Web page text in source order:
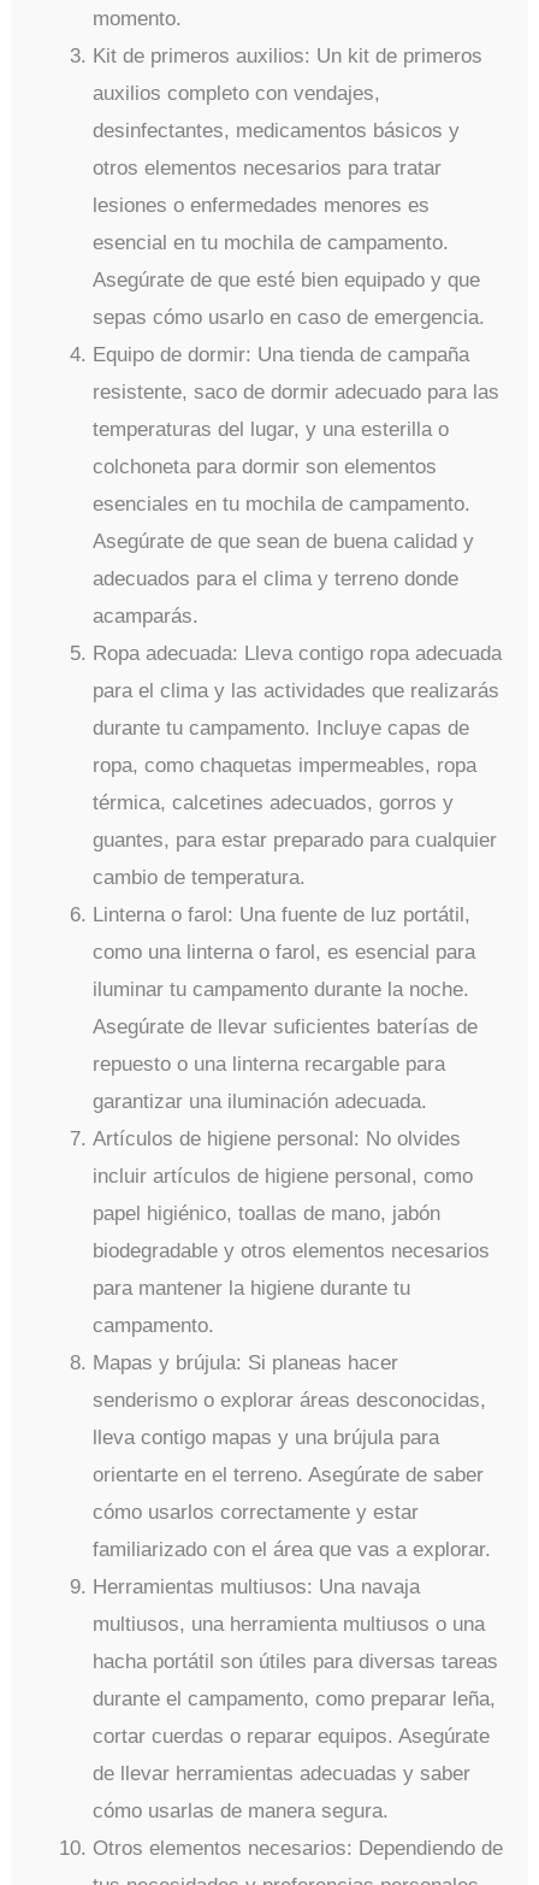
momento.
Kit de primeros auxilios: Un kit de primeros
auxilios completo con vendajes,
desinfectantes, medicamentos básicos y
otros elementos necesarios para tratar
lesiones o enfermedades menores es
esencial en tu mochila de campamento.
Asegúrate de que esté bien equipado y que
sepas cómo usarlo en caso de emergencia.
Equipo de dormir: Una tienda de campaña
resistente, saco de dormir adecuado para las
temperaturas del lugar, y una esterilla o
colchoneta para dormir son elementos
esenciales en tu mochila de campamento.
Asegúrate de que sean de buena calidad y
adecuados para el clima y terreno donde
acamparás.
Ropa adecuada: Lleva contigo ropa adecuada
para el clima y las actividades que realizarás
durante tu campamento. Incluye capas de
ropa, como chaquetas impermeables, ropa
térmica, calcetines adecuados, gorros y
guantes, para estar preparado para cualquier
cambio de temperatura.
Linterna o farol: Una fuente de luz portátil,
como una linterna o farol, es esencial para
iluminar tu campamento durante la noche.
Asegúrate de llevar suficientes baterías de
repuesto o una linterna recargable para
garantizar una iluminación adecuada.
Artículos de higiene personal: No olvides
incluir artículos de higiene personal, como
papel higiénico, toallas de mano, jabón
biodegradable y otros elementos necesarios
para mantener la higiene durante tu
campamento.
Mapas y brújula: Si planeas hacer
senderismo o explorar áreas desconocidas,
lleva contigo mapas y una brújula para
orientarte en el terreno. Asegúrate de saber
cómo usarlos correctamente y estar
familiarizado con el área que vas a explorar.
Herramientas multiusos: Una navaja
multiusos, una herramienta multiusos o una
hacha portátil son útiles para diversas tareas
durante el campamento, como preparar leña,
cortar cuerdas o reparar equipos. Asegúrate
de llevar herramientas adecuadas y saber
cómo usarlas de manera segura.
Otros elementos necesarios: Dependiendo de